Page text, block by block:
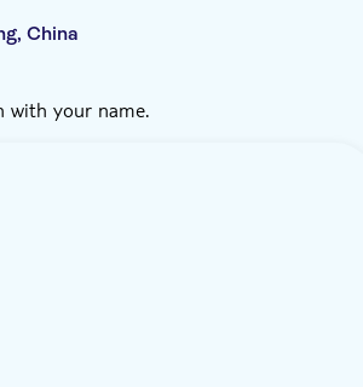
China
with your name.